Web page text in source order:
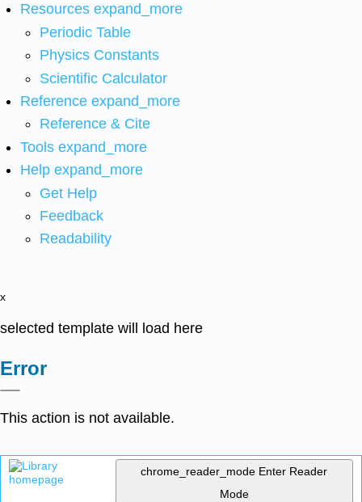
Resources expand_more
Periodic Table
Physics Constants
Scientific Calculator
Reference expand_more
Reference & Cite
Tools expand_more
Help expand_more
Get Help
Feedback
Readability
x
selected template will load here
Error
This action is not available.
chrome_reader_mode Enter Reader
Mode